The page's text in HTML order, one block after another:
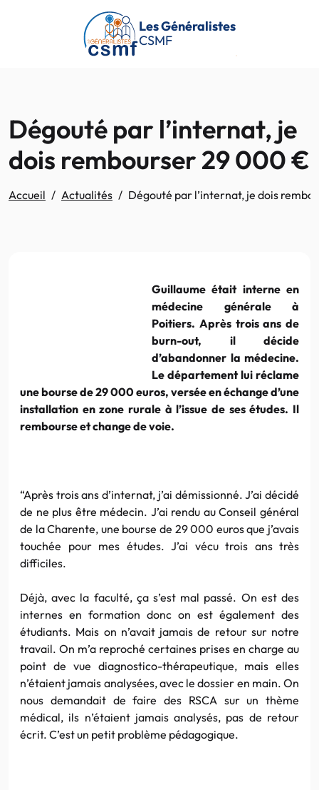
Passer au contenu principal
Les Généralistes
CSMF
Dégouté par l’internat, je
dois rembourser 29 000 €
Accueil Actualités Dégouté par l’internat, je dois
Guillaume était interne en
médecine générale à
Poitiers. Après trois ans de
burn-out, il décide
d’abandonner la médecine.
Le département lui réclame
une bourse de 29 000 euros, versée en échange d’une
installation en zone rurale à l’issue de ses études. Il
rembourse et change de voie.
“Après trois ans d’internat, j’ai démissionné. J’ai décidé
de ne plus être médecin. J’ai rendu au Conseil général
de la Charente, une bourse de 29 000 euros que j’avais
touchée pour mes études. J’ai vécu trois ans très
difficiles.
Déjà, avec la faculté, ça s’est mal passé. On est des
internes en formation donc on est également des
étudiants. Mais on n’avait jamais de retour sur notre
travail. On m’a reproché certaines prises en charge au
point de vue diagnostico-thérapeutique, mais elles
n’étaient jamais analysées, avec le dossier en main. On
nous demandait de faire des RSCA sur un thème
médical, ils n’étaient jamais analysés, pas de retour
écrit. C’est un petit problème pédagogique.